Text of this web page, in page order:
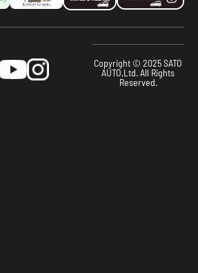
Copyright © 2025 SATO
AUTO,Ltd. All Rights
Reserved.